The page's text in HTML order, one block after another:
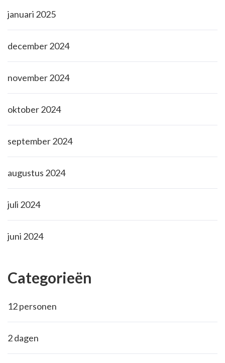
januari 2025
december 2024
november 2024
oktober 2024
september 2024
augustus 2024
juli 2024
juni 2024
Categorieën
12 personen
2 dagen